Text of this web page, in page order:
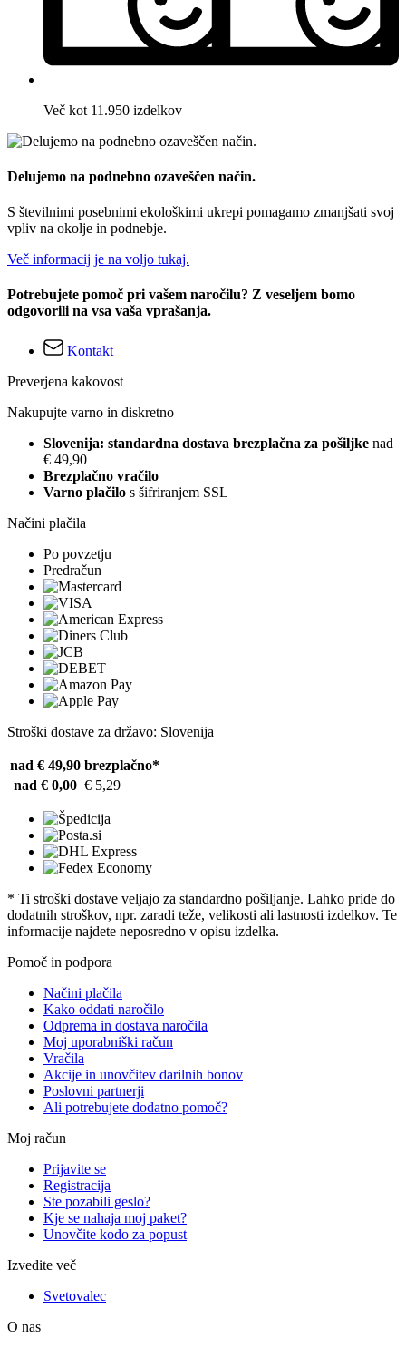
Več kot 11.950 izdelkov
Delujemo na podnebno ozaveščen način.
S številnimi posebnimi ekološkimi ukrepi pomagamo zmanjšati svoj
vpliv na okolje in podnebje.
Več informacij je na voljo tukaj.
Potrebujete pomoč pri vašem naročilu? Z veseljem bomo
odgovorili na vsa vaša vprašanja.
Kontakt
Preverjena kakovost
Nakupujte varno in diskretno
Slovenija: standardna dostava brezplačna za pošiljke nad
€ 49,90
Brezplačno vračilo
Varno plačilo s šifriranjem SSL
Načini plačila
Po povzetju
Predračun
Stroški dostave za državo: Slovenija
nad € 49,90 brezplačno*
nad € 0,00 € 5,29
* Ti stroški dostave veljajo za standardno pošiljanje. Lahko pride do
dodatnih stroškov, npr. zaradi teže, velikosti ali lastnosti izdelkov. Te
informacije najdete neposredno v opisu izdelka.
Pomoč in podpora
Načini plačila
Kako oddati naročilo
Odprema in dostava naročila
Moj uporabniški račun
Vračila
Akcije in unovčitev darilnih bonov
Poslovni partnerji
Ali potrebujete dodatno pomoč?
Moj račun
Prijavite se
Registracija
Ste pozabili geslo?
Kje se nahaja moj paket?
Unovčite kodo za popust
Izvedite več
Svetovalec
O nas